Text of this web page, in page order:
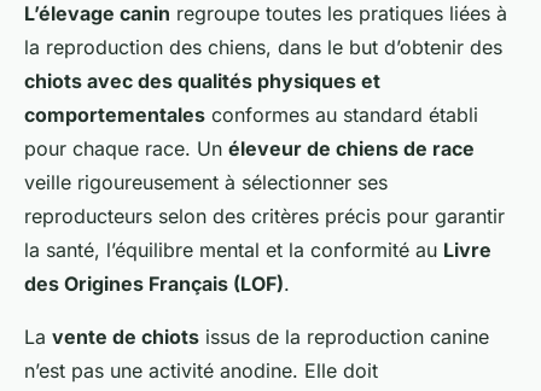
L’élevage canin regroupe toutes les pratiques liées à
la reproduction des chiens, dans le but d’obtenir des
chiots avec des qualités physiques et
comportementales conformes au standard établi
pour chaque race. Un éleveur de chiens de race
veille rigoureusement à sélectionner ses
reproducteurs selon des critères précis pour garantir
la santé, l’équilibre mental et la conformité au Livre
des Origines Français (LOF).
La vente de chiots issus de la reproduction canine
n’est pas une activité anodine. Elle doit